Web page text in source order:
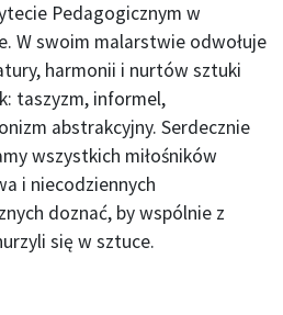
Pedagogicznym w
W swoim malarstwie odwołuje
harmonii i nurtów sztuki
taszyzm, informel,
abstrakcyjny. Serdecznie
wszystkich miłośników
i niecodziennych
doznać, by wspólnie z
się w sztuce.